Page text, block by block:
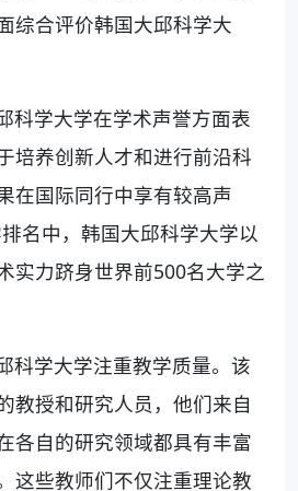
综合评价韩国大邱科学大
科学大学在学术声誉方面表
培养创新人才和进行前沿科
在国际同行中享有较高声
名中，韩国大邱科学大学以
实力跻身世界前500名大学之
科学大学注重教学质量。该
教授和研究人员，他们来自
各自的研究领域都具有丰富
这些教师们不仅注重理论教